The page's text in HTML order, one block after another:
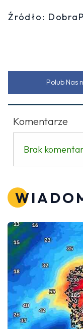
Źródło:
Polub Nas
Komentarze
Brak